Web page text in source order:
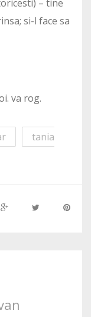
– tine
si-l face sa
va rog.
tania